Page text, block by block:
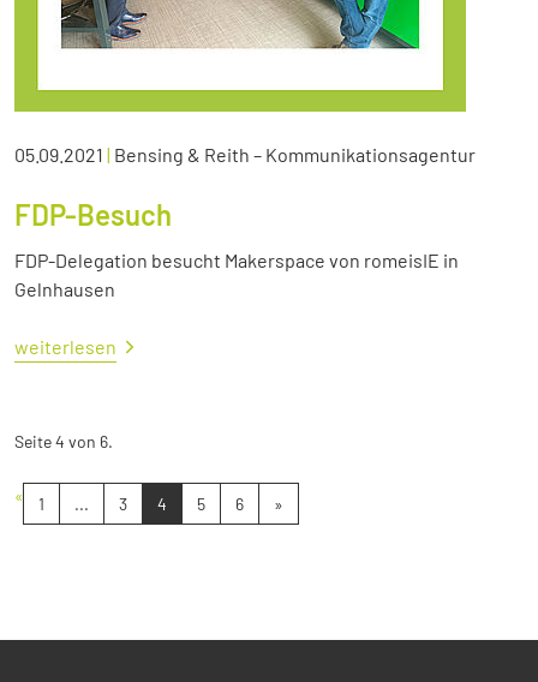
05.09.2021 | Bensing & Reith – Kommunikationsagentur
FDP-Besuch
FDP-Delegation besucht Makerspace von romeisIE in
Gelnhausen
weiterlesen
Seite 4 von 6.
« 1 ... 3 4 5 6 »